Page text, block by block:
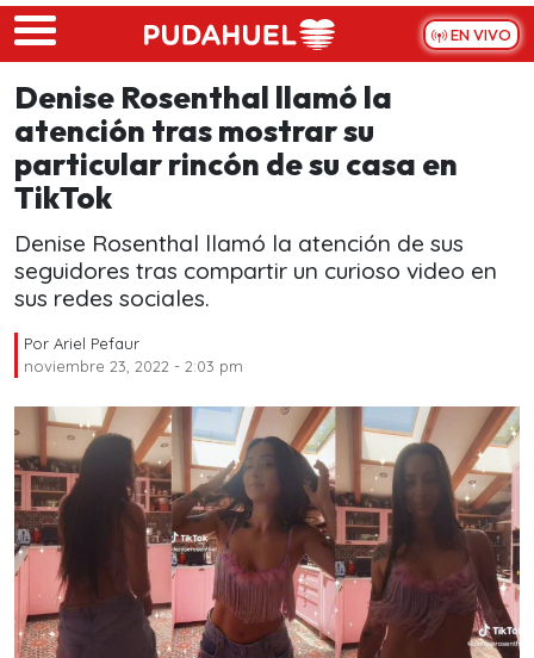
Skip to main content
EN VIVO
Denise Rosenthal llamó la
atención tras mostrar su
particular rincón de su casa en
TikTok
Denise Rosenthal llamó la atención de sus
seguidores tras compartir un curioso video en
sus redes sociales.
Por Ariel Pefaur
noviembre 23, 2022 - 2:03 pm